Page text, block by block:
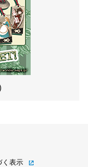
く表示